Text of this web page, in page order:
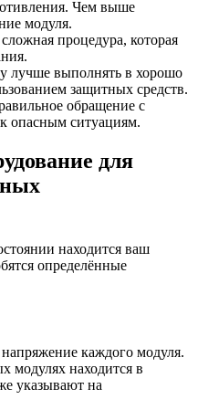
Чем выше
модуля.
процедура, которая
лучше выполнять в хорошо
защитных средств.
обращение с
опасным ситуациям.
для
находится ваш
определённые
каждого модуля.
модулях находится в
указывают на